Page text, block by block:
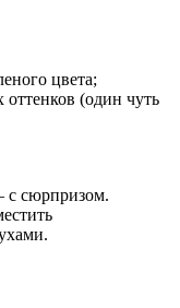
цвета;
(один чуть
с сюрпризом.